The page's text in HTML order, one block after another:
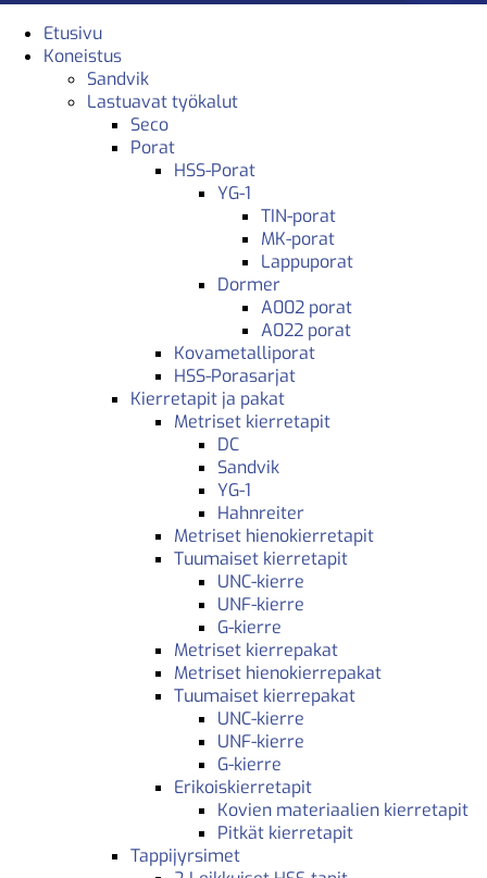
Etusivu
Koneistus
Sandvik
Lastuavat työkalut
Seco
Porat
HSS-Porat
YG-1
TIN-porat
MK-porat
Lappuporat
Dormer
A002 porat
A022 porat
Kovametalliporat
HSS-Porasarjat
Kierretapit ja pakat
Metriset kierretapit
DC
Sandvik
YG-1
Hahnreiter
Metriset hienokierretapit
Tuumaiset kierretapit
UNC-kierre
UNF-kierre
G-kierre
Metriset kierrepakat
Metriset hienokierrepakat
Tuumaiset kierrepakat
UNC-kierre
UNF-kierre
G-kierre
Erikoiskierretapit
Kovien materiaalien kierretapit
Pitkät kierretapit
Tappijyrsimet